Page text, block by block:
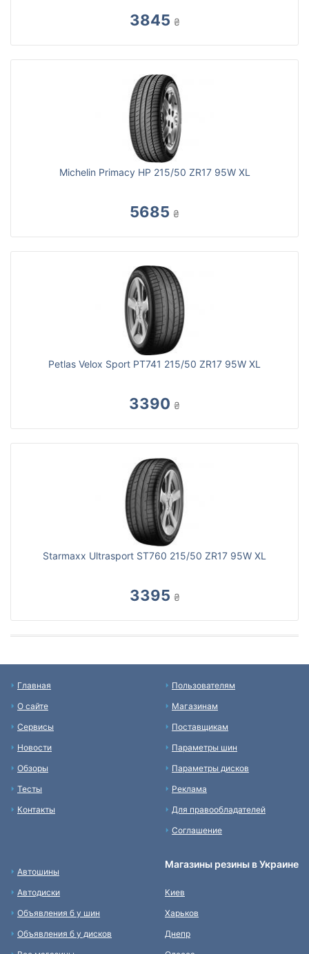
3845 ₴
Michelin Primacy HP 215/50 ZR17 95W XL
5685 ₴
Petlas Velox Sport PT741 215/50 ZR17 95W XL
3390 ₴
Starmaxx Ultrasport ST760 215/50 ZR17 95W XL
3395 ₴
Главная
О сайте
Сервисы
Новости
Обзоры
Тесты
Контакты
Пользователям
Магазинам
Поставщикам
Параметры шин
Параметры дисков
Реклама
Для правообладателей
Соглашение
Автошины
Автодиски
Объявления б у шин
Объявления б у дисков
Магазины резины в Украине
Киев
Харьков
Днепр